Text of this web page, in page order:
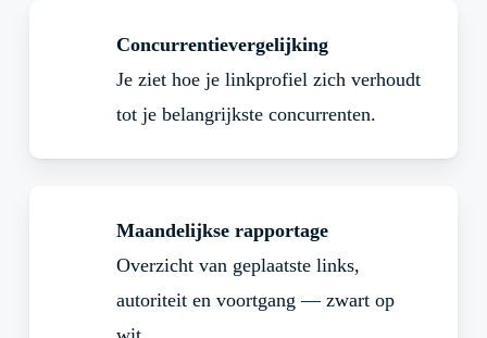
Concurrentievergelijking
Je ziet hoe je linkprofiel zich verhoudt
tot je belangrijkste concurrenten.
Maandelijkse rapportage
Overzicht van geplaatste links,
autoriteit en voortgang — zwart op